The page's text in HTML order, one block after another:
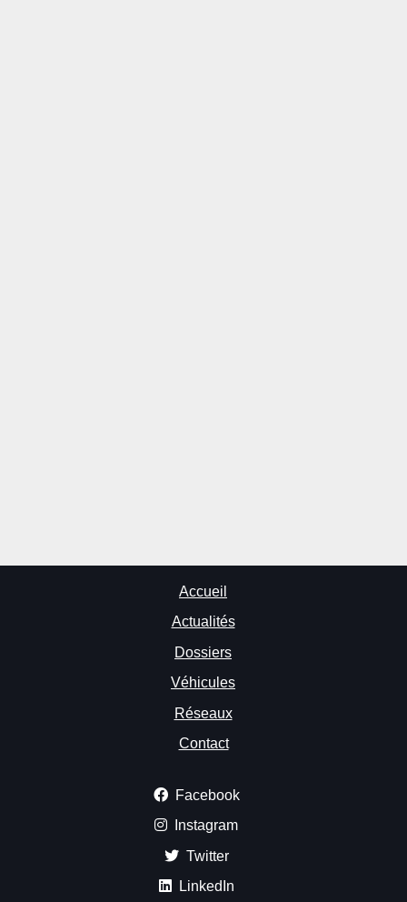
Accueil
Actualités
Dossiers
Véhicules
Réseaux
Contact
Facebook
Instagram
Twitter
LinkedIn